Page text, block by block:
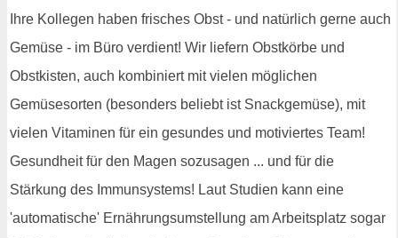
Ihre Kollegen haben frisches Obst - und natürlich gerne auch
Gemüse - im Büro verdient! Wir liefern Obstkörbe und
Obstkisten, auch kombiniert mit vielen möglichen
Gemüsesorten (besonders beliebt ist Snackgemüse), mit
vielen Vitaminen für ein gesundes und motiviertes Team!
Gesundheit für den Magen sozusagen ... und für die
Stärkung des Immunsystems! Laut Studien kann eine
'automatische' Ernährungsumstellung am Arbeitsplatz sogar